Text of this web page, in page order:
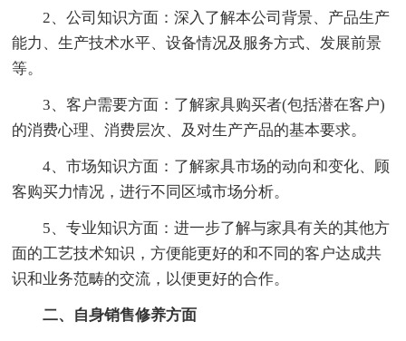
2、公司知识方面：深入了解本公司背景、产品生产
能力、生产技术水平、设备情况及服务方式、发展前景
等。
3、客户需要方面：了解家具购买者(包括潜在客户)
的消费心理、消费层次、及对生产产品的基本要求。
4、市场知识方面：了解家具市场的动向和变化、顾
客购买力情况，进行不同区域市场分析。
5、专业知识方面：进一步了解与家具有关的其他方
面的工艺技术知识，方便能更好的和不同的客户达成共
识和业务范畴的交流，以便更好的合作。
二、自身销售修养方面